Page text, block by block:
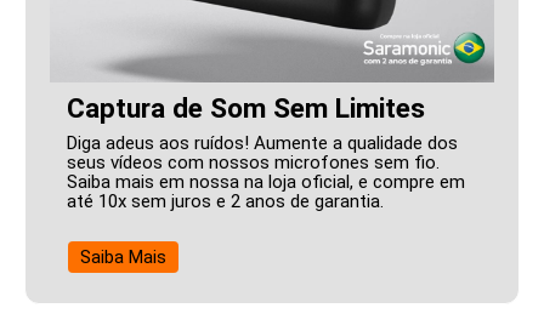
Captura de Som Sem Limites
Diga adeus aos ruídos! Aumente a qualidade dos
seus vídeos com nossos microfones sem fio.
Saiba mais em nossa na loja oficial, e compre em
até 10x sem juros e 2 anos de garantia.
Saiba Mais